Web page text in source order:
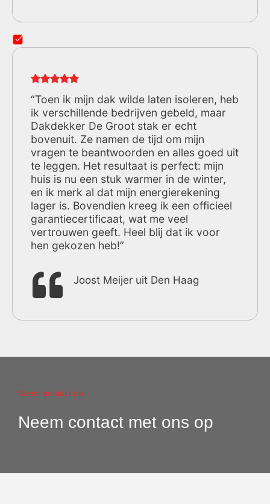
“Toen ik mijn dak wilde laten isoleren, heb
ik verschillende bedrijven gebeld, maar
Dakdekker De Groot stak er echt
bovenuit. Ze namen de tijd om mijn
vragen te beantwoorden en alles goed uit
te leggen. Het resultaat is perfect: mijn
huis is nu een stuk warmer in de winter,
en ik merk al dat mijn energierekening
lager is. Bovendien kreeg ik een officieel
garantiecertificaat, wat me veel
vertrouwen geeft. Heel blij dat ik voor
hen gekozen heb!”
Joost Meijer uit Den Haag
Neem contact op
Neem contact met ons op